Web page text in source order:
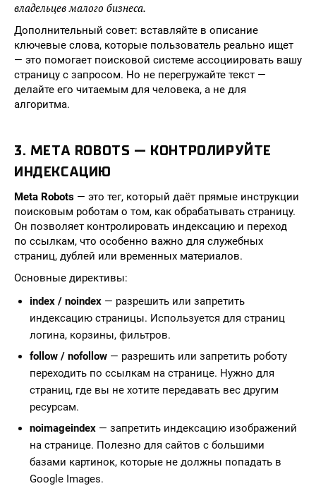
владельцев малого бизнеса.
Дополнительный совет: вставляйте в описание
ключевые слова, которые пользователь реально ищет
— это помогает поисковой системе ассоциировать вашу
страницу с запросом. Но не перегружайте текст —
делайте его читаемым для человека, а не для
алгоритма.
3. META ROBOTS — КОНТРОЛИРУЙТЕ
ИНДЕКСАЦИЮ
Meta Robots — это тег, который даёт прямые инструкции
поисковым роботам о том, как обрабатывать страницу.
Он позволяет контролировать индексацию и переход
по ссылкам, что особенно важно для служебных
страниц, дублей или временных материалов.
Основные директивы:
index / noindex — разрешить или запретить
индексацию страницы. Используется для страниц
логина, корзины, фильтров.
follow / nofollow — разрешить или запретить роботу
переходить по ссылкам на странице. Нужно для
страниц, где вы не хотите передавать вес другим
ресурсам.
noimageindex — запретить индексацию изображений
на странице. Полезно для сайтов с большими
базами картинок, которые не должны попадать в
Google Images.